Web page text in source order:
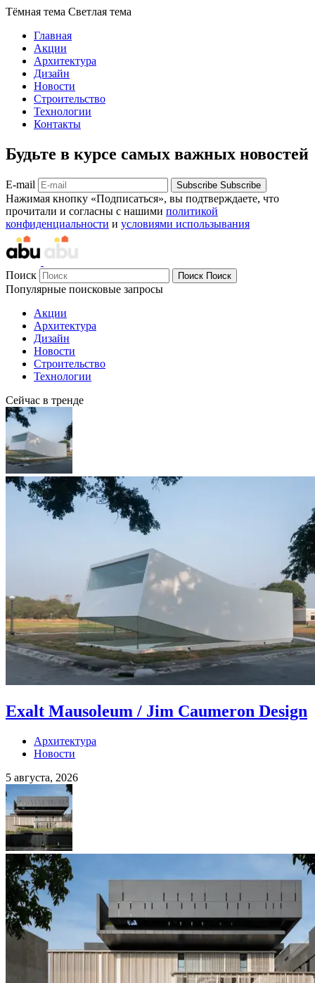
Тёмная тема Светлая тема
Главная
Акции
Архитектура
Дизайн
Новости
Строительство
Технологии
Контакты
Будьте в курсе самых важных новостей
E-mail Subscribe Subscribe
Нажимая кнопку «Подписаться», вы подтверждаете, что
прочитали и согласны с нашими политикой
конфиденциальности и условиями использывания
Поиск Поиск Поиск
Популярные поисковые запросы
Акции
Архитектура
Дизайн
Новости
Строительство
Технологии
Сейчас в тренде
Exalt Mausoleum / Jim Caumeron Design
Архитектура
Новости
5 августа, 2026